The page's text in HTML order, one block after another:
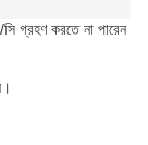
গ্রহণ করতে না পারেন